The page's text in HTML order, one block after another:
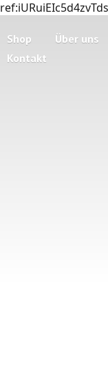
Shop Über uns
Kontakt